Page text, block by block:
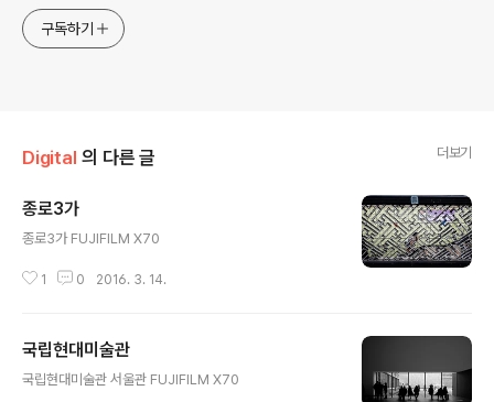
구독하기
Digital 의 다른 글 더보기
종로3가
종로3가 FUJIFILM X70
1 0 2016. 3. 14.
국립현대미술관
국립현대미술관 서울관 FUJIFILM X70